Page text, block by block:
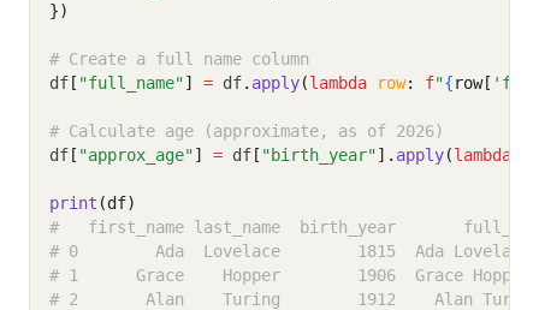
})
# Create a full name column
df [ "full_name"] = df. apply(lambda row: f"{row[
# Calculate age (approximate, as of 2026)
df [ "approx_age"] = df [ "birth_year"]. apply(lambda
print (df)
#   first_name last_name  birth_year
# 0        Ada  Lovelace        1815  Ada
# 1      Grace    Hopper        1906  Grace
# 2       Alan    Turing        1912    Alan